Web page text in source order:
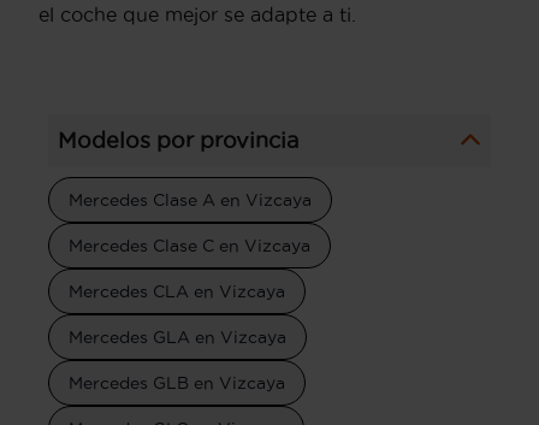
el coche que mejor se adapte a ti.
Modelos por provincia
Mercedes Clase A en Vizcaya
Mercedes Clase C en Vizcaya
Mercedes CLA en Vizcaya
Mercedes GLA en Vizcaya
Mercedes GLB en Vizcaya